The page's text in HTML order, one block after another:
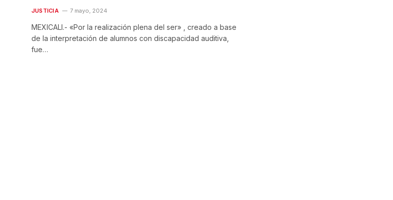
JUSTICIA 7 mayo, 2024
MEXICALI.- «Por la realización plena del ser» , creado a base
de la interpretación de alumnos con discapacidad auditiva,
fue…